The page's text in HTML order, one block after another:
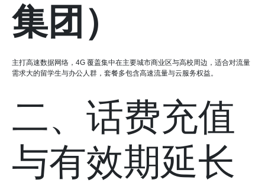
集团）
主打高速数据网络，4G 覆盖集中在主要城市商业区与高校周边，适合对流量
需求大的留学生与办公人群，套餐多包含高速流量与云服务权益。
二、话费充值
与有效期延长